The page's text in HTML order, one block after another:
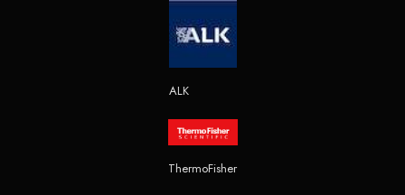
ALK
ThermoFisher